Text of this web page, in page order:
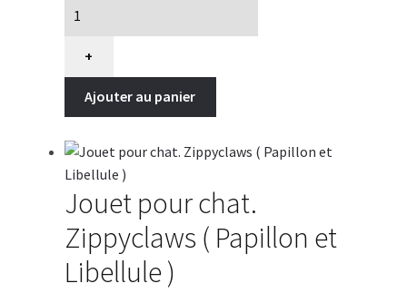
Balle
distributrice
gâterie
pour
rose,
Catit
+
Ajouter au panier
Jouet pour chat.
Zippyclaws ( Papillon et
Libellule )